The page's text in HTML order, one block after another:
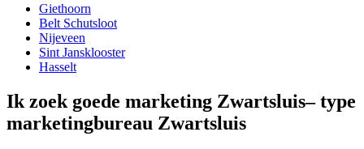
Giethoorn
Belt Schutsloot
Nijeveen
Sint Jansklooster
Hasselt
Ik zoek goede marketing Zwartsluis– type
marketingbureau Zwartsluis